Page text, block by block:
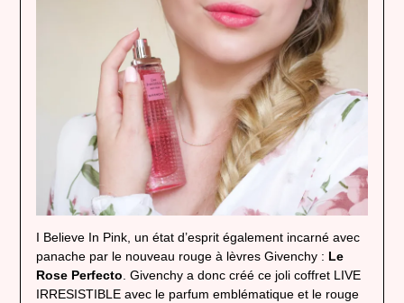
I Believe In Pink, un état d’esprit également incarné avec
panache par le nouveau rouge à lèvres Givenchy : Le
Rose Perfecto. Givenchy a donc créé ce joli coffret LIVE
IRRESISTIBLE avec le parfum emblématique et le rouge